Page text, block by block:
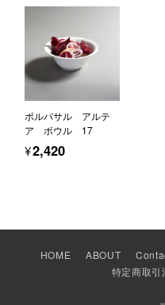
ポルバサル アルテ
ア ボウル 17
¥2,420
HOME ABOUT
特定商取引